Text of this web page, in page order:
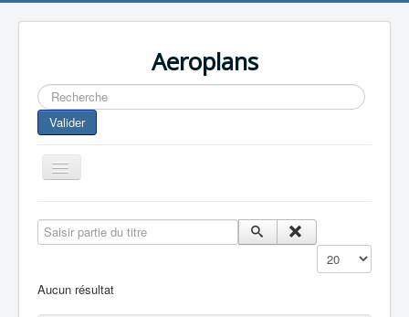
Aeroplans
Rechercher
Valider
Toggle
Navigation
Aviation Commerciale
Saisir partie du titre
Affichage #
Aucun résultat